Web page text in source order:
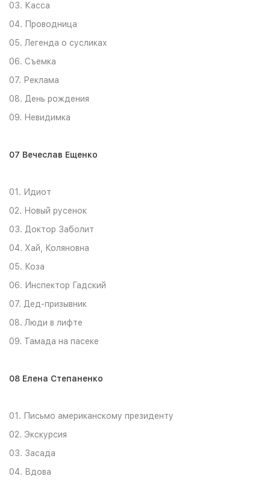
03. Касса
04. Проводница
05. Легенда о сусликах
06. Съемка
07. Реклама
08. День рождения
09. Невидимка
07 Вечеслав Ещенко
01. Идиот
02. Новый русенок
03. Доктор Заболит
04. Хай, Коляновна
05. Коза
06. Инспектор Гадский
07. Дед-призывник
08. Люди в лифте
09. Тамада на пасеке
08 Елена Степаненко
01. Письмо американскому президенту
02. Экскурсия
03. Засада
04. Вдова